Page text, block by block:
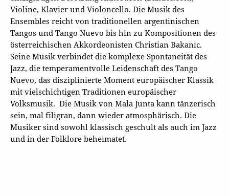
Violine, Klavier und Violoncello. Die Musik des
Ensembles reicht von traditionellen argentinischen
Tangos und Tango Nuevo bis hin zu Kompositionen des
österreichischen Akkordeonisten Christian Bakanic.
Seine Musik verbindet die komplexe Spontaneität des
Jazz, die temperamentvolle Leidenschaft des Tango
Nuevo, das disziplinierte Moment europäischer Klassik
mit vielschichtigen Traditionen europäischer
Volksmusik. Die Musik von Mala Junta kann tänzerisch
sein, mal filigran, dann wieder atmosphärisch. Die
Musiker sind sowohl klassisch geschult als auch im Jazz
und in der Folklore beheimatet.